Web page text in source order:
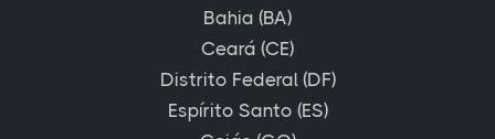
Bahia (BA)
Ceará (CE)
Distrito Federal (DF)
Espírito Santo (ES)